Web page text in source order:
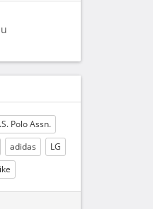
Polo Assn.
adidas
LG